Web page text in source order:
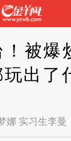
被爆
出了
娜 实习生李曼